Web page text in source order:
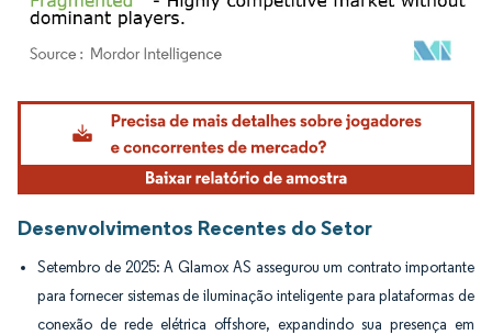
Imagem © Mordor Intelligence. O reuso requer atribuição conforme CC BY 4.0.
Desenvolvimentos Recentes do Setor
Setembro de 2025: A Glamox AS assegurou um contrato importante
para fornecer sistemas de iluminação inteligente para plataformas de
conexão de rede elétrica offshore, expandindo sua presença em